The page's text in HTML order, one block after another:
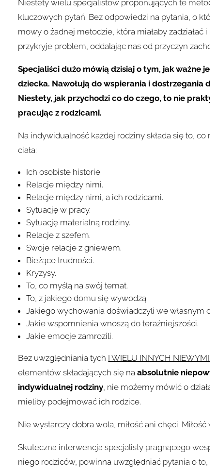
Niestety wielu specjalistów proponujących te
kluczowych pytań. Bez odpowiedzi na pytania, o
mowy o żadnej metodzie, która miałaby zadziałać i
przykryje problem, oddalając nas od przyczyn
Specjaliści dużo mówią dzisiaj o tym, jak ważne
dziecka. Nawołują do wspierania i dostrzegania
Niestety, jak przychodzi co do czego, to nie
pracując z rodzicami.
Na indywidualność każdej rodziny składa się to, co
ciała:
Ich osobiste historie.
Relacje między nimi.
Relacje między nimi, a ich rodzicami.
Sytuację w pracy.
Sytuację materialną rodziny.
Relacje z szefem.
Swoje relacje z gniewem.
Bieżące trudności.
Kryzysy.
To, co myślą na swój temat.
To, z jakiego domu się wywodzą.
Jakiego wychowania doświadczyli we własnym
Jakie wspomnienia wnoszą do teraźniejszości.
Jakie emocje zamrozili.
Bez uwzględniania tych I WIELU INNYCH
elementów składających się naabsolutnie
indywidualnej rodziny, nie możemy mówić o
mieliby podejmować ich rodzice.
Nie wystarczy dobra wola, miłość ani chęci. Miłość
Skuteczna interwencja specjalisty pragnącego
niego rodziców, powinna uwzględniać pytania o to,